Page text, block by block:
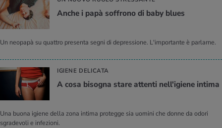
Anche i papà soffrono di baby blues
Un neopapà su quattro presenta segni di depressione. L'importante è parlarne.
IGIENE DELICATA
A cosa bisogna stare attenti nell'igiene intima
Una buona igiene della zona intima protegge sia uomini che donne da odori
sgradevoli e infezioni.